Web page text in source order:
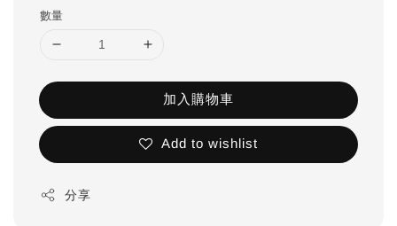
數量
加入購物車
Add to wishlist
分享